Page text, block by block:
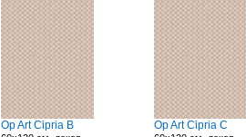
Op Art Cipria B Op Art Cipria C